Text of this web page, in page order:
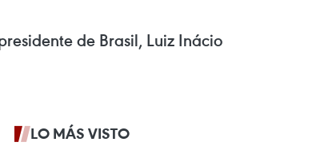
de Brasil, Luiz Inácio
LO MÁS VISTO